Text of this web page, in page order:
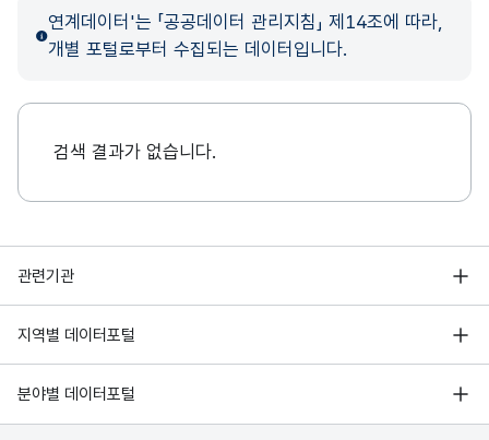
연계데이터'는 「공공데이터 관리지침」 제14조에 따라,
개별 포털로부터 수집되는 데이터입니다.
검색 결과가 없습니다.
관련기관
행정안전부
한국지능정보사회진흥원
국가정보자원관리원
지역별 데이터포털
서울 열린데이터광장
경기데이터드림
분야별 데이터포털
기상자료개방포털
국토교통부 공간정보오픈플랫폼